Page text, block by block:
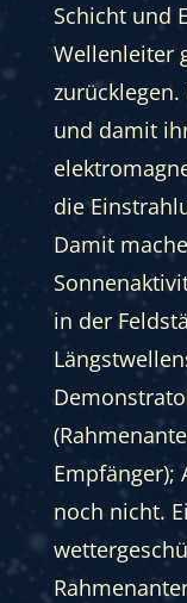
Schicht und
Wellenleiter
und damit
die
Damit
in der
Empfänger);
noch nicht.